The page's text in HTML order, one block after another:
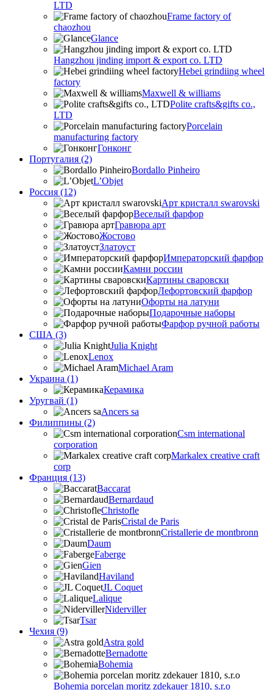
LTD
Frame factory of
chaozhou
Glance
Hangzhou jinding import & export co. LTD
Hebei grindiing wheel
factory
Maxwell & williams
Polite crafts&gifts co.,
LTD
Porcelain
manufacturing factory
Гонконг
Португалия (2)
Bordallo Pinheiro
L’Objet
Россия (12)
Арт кристалл swarovski
Веселый фарфор
Гравюра арт
Жостово
Златоуст
Императорский фарфор
Камни россии
Картины сваровски
Лефортовский фарфор
Офорты на латуни
Подарочные наборы
Фарфор ручной работы
США (3)
Julia Knight
Lenox
Michael Aram
Украина (1)
Керамика
Уругвай (1)
Ancers sa
Филиппины (2)
Csm international
corporation
Markalex creative craft
corp
Франция (13)
Baccarat
Bernardaud
Christofle
Cristal de Paris
Cristallerie de montbronn
Daum
Faberge
Gien
Haviland
JL Coquet
Lalique
Niderviller
Tsar
Чехия (9)
Astra gold
Bernadotte
Bohemia
Bohemia porcelan moritz zdekauer 1810, s.r.o